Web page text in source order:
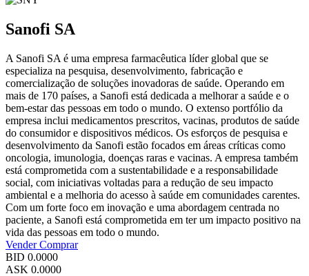
Sanofi SA
A Sanofi SA é uma empresa farmacêutica líder global que se
especializa na pesquisa, desenvolvimento, fabricação e
comercialização de soluções inovadoras de saúde. Operando em
mais de 170 países, a Sanofi está dedicada a melhorar a saúde e o
bem-estar das pessoas em todo o mundo. O extenso portfólio da
empresa inclui medicamentos prescritos, vacinas, produtos de saúde
do consumidor e dispositivos médicos. Os esforços de pesquisa e
desenvolvimento da Sanofi estão focados em áreas críticas como
oncologia, imunologia, doenças raras e vacinas. A empresa também
está comprometida com a sustentabilidade e a responsabilidade
social, com iniciativas voltadas para a redução de seu impacto
ambiental e a melhoria do acesso à saúde em comunidades carentes.
Com um forte foco em inovação e uma abordagem centrada no
paciente, a Sanofi está comprometida em ter um impacto positivo na
vida das pessoas em todo o mundo.
VenderComprar
BID 0.0000
ASK 0.0000